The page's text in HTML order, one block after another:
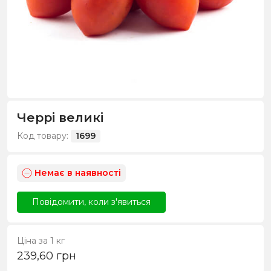
Черрі великі
Код товару: 1699
Немає в наявності
Повідомити, коли з'явиться
Ціна за 1 кг
239,60 грн